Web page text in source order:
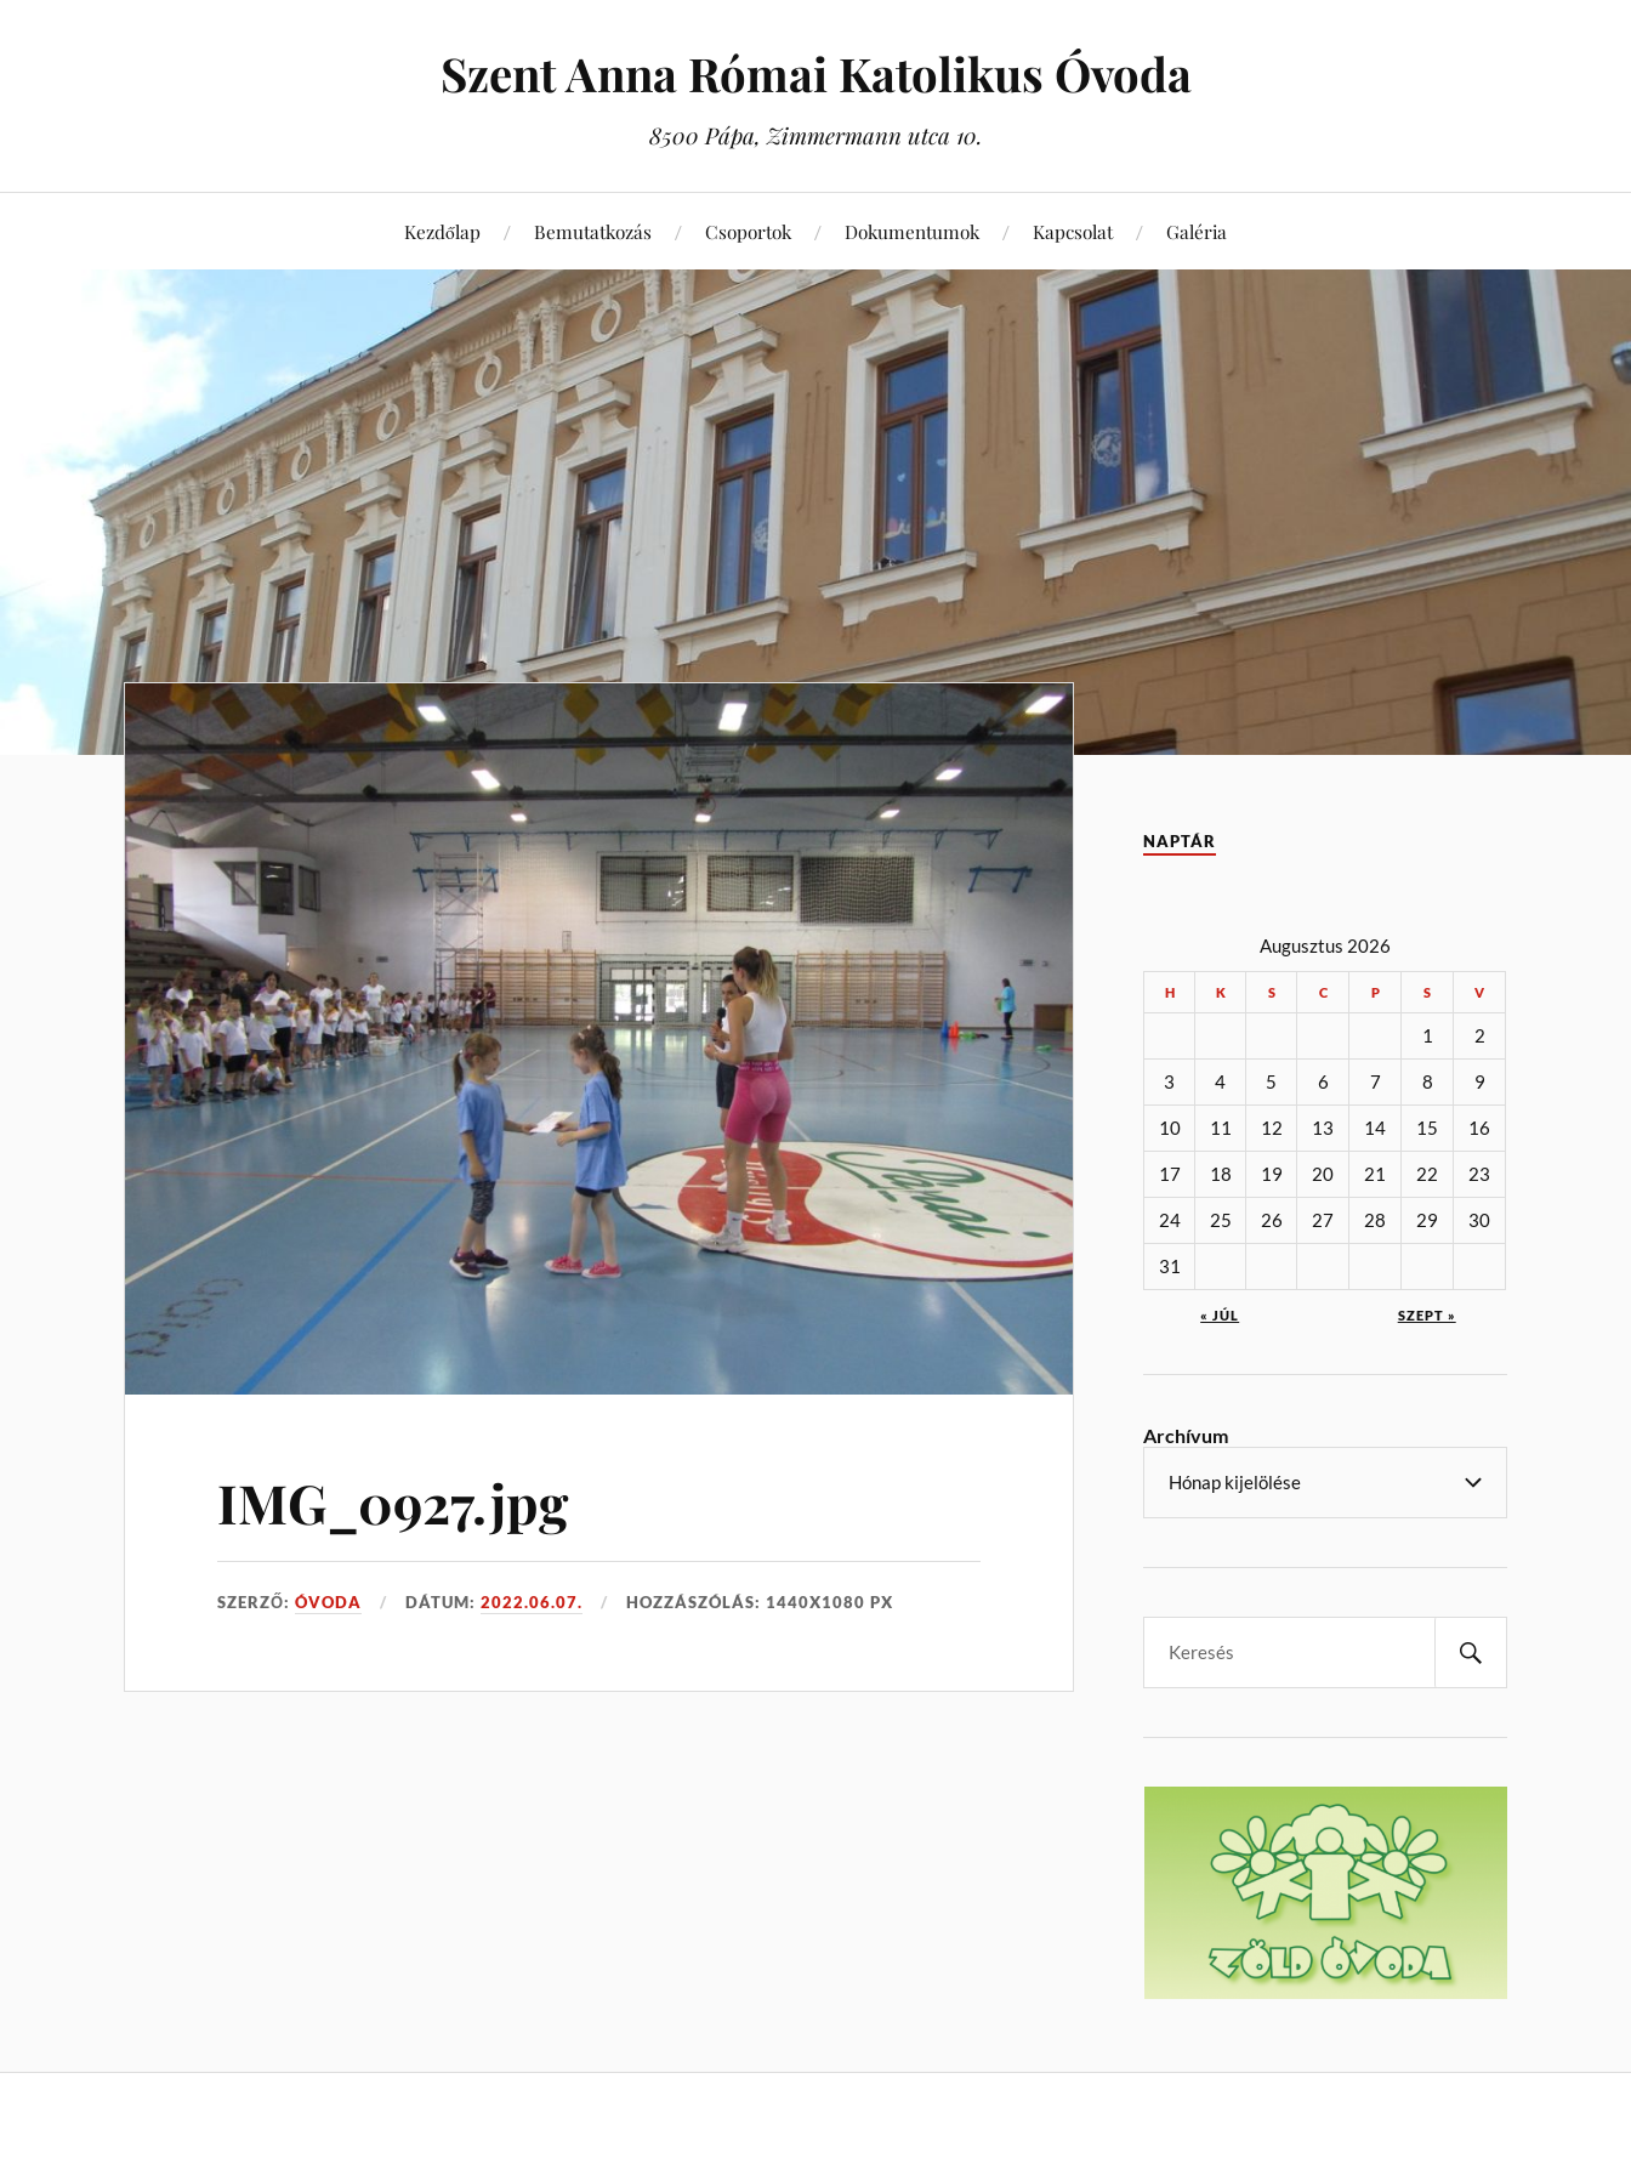
Szent Anna Római Katolikus Óvoda
8500 Pápa, Zimmermann utca 10.
Kezdőlap Bemutatkozás Csoportok Dokumentumok Kapcsolat Galéria
IMG_0927.jpg
SZERZŐ:ÓVODA DÁTUM:2022.06.07. HOZZÁSZÓLÁS: 1440X1080 PX
NAPTÁR
Augusztus 2026
H K S C P S V
1 2
3 4 5 6 7 8 9
10 11 12 13 14 15 16
17 18 19 20 21 22 23
24 25 26 27 28 29 30
31
« JÚL SZEPT »
Archívum